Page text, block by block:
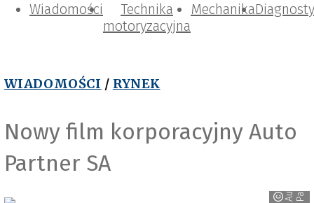
Wiadomości
Technika
motoryzacyjna
Mechanika
WIADOMOŚCI / RYNEK
Nowy film korporacyjny Auto
Partner SA
A
u
t
o
P
a
r
t
n
er